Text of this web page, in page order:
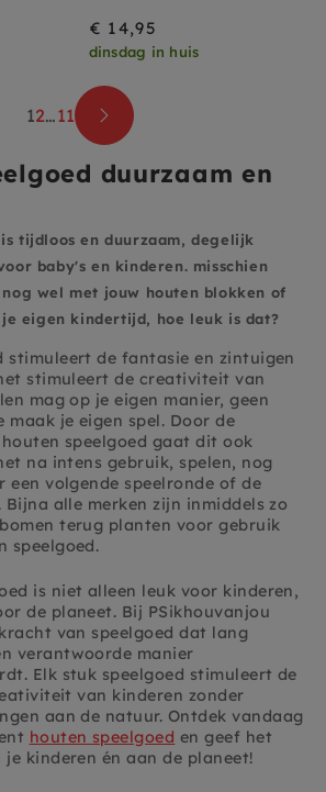
€ 14,95
dinsdag in huis
12…11
duurzaam en
tijdloos en duurzaam, degelijk
baby's en kinderen. misschien
wel met jouw houten blokken of
eigen kindertijd, hoe leuk is dat?
stimuleert de fantasie en zintuigen
stimuleert de creativiteit van
mag op je eigen manier, geen
maak je eigen spel. Door de
speelgoed gaat dit ook
na intens gebruik, spelen, nog
een volgende speelronde of de
Bijna alle merken zijn inmiddels zo
terug planten voor gebruik
speelgoed.
is niet alleen leuk voor kinderen,
de planeet. Bij PSikhouvanjou
van speelgoed dat lang
verantwoorde manier
Elk stuk speelgoed stimuleert de
van kinderen zonder
aan de natuur. Ontdek vandaag
houten speelgoed en geef het
je kinderen én aan de planeet!